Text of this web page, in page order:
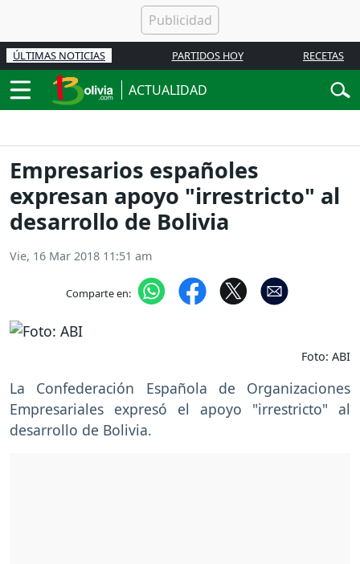
ÚLTIMAS NOTICIAS PARTIDOS HOY RECETAS
ACTUALIDAD
Empresarios españoles
expresan apoyo "irrestricto" al
desarrollo de Bolivia
Vie, 16 Mar 2018 11:51 am
Comparte en:
Foto: ABI
La Confederación Española de Organizaciones
Empresariales expresó el apoyo "irrestricto" al
desarrollo de Bolivia.